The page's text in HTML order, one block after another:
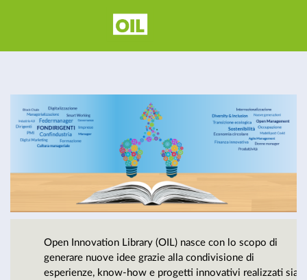
Innovation
Library - Il
carburante
per la
Open Innovation Library (OIL) nasce con lo scopo di
generare nuove idee grazie alla condivisione di
esperienze, know-how e progetti innovativi realizzati sia